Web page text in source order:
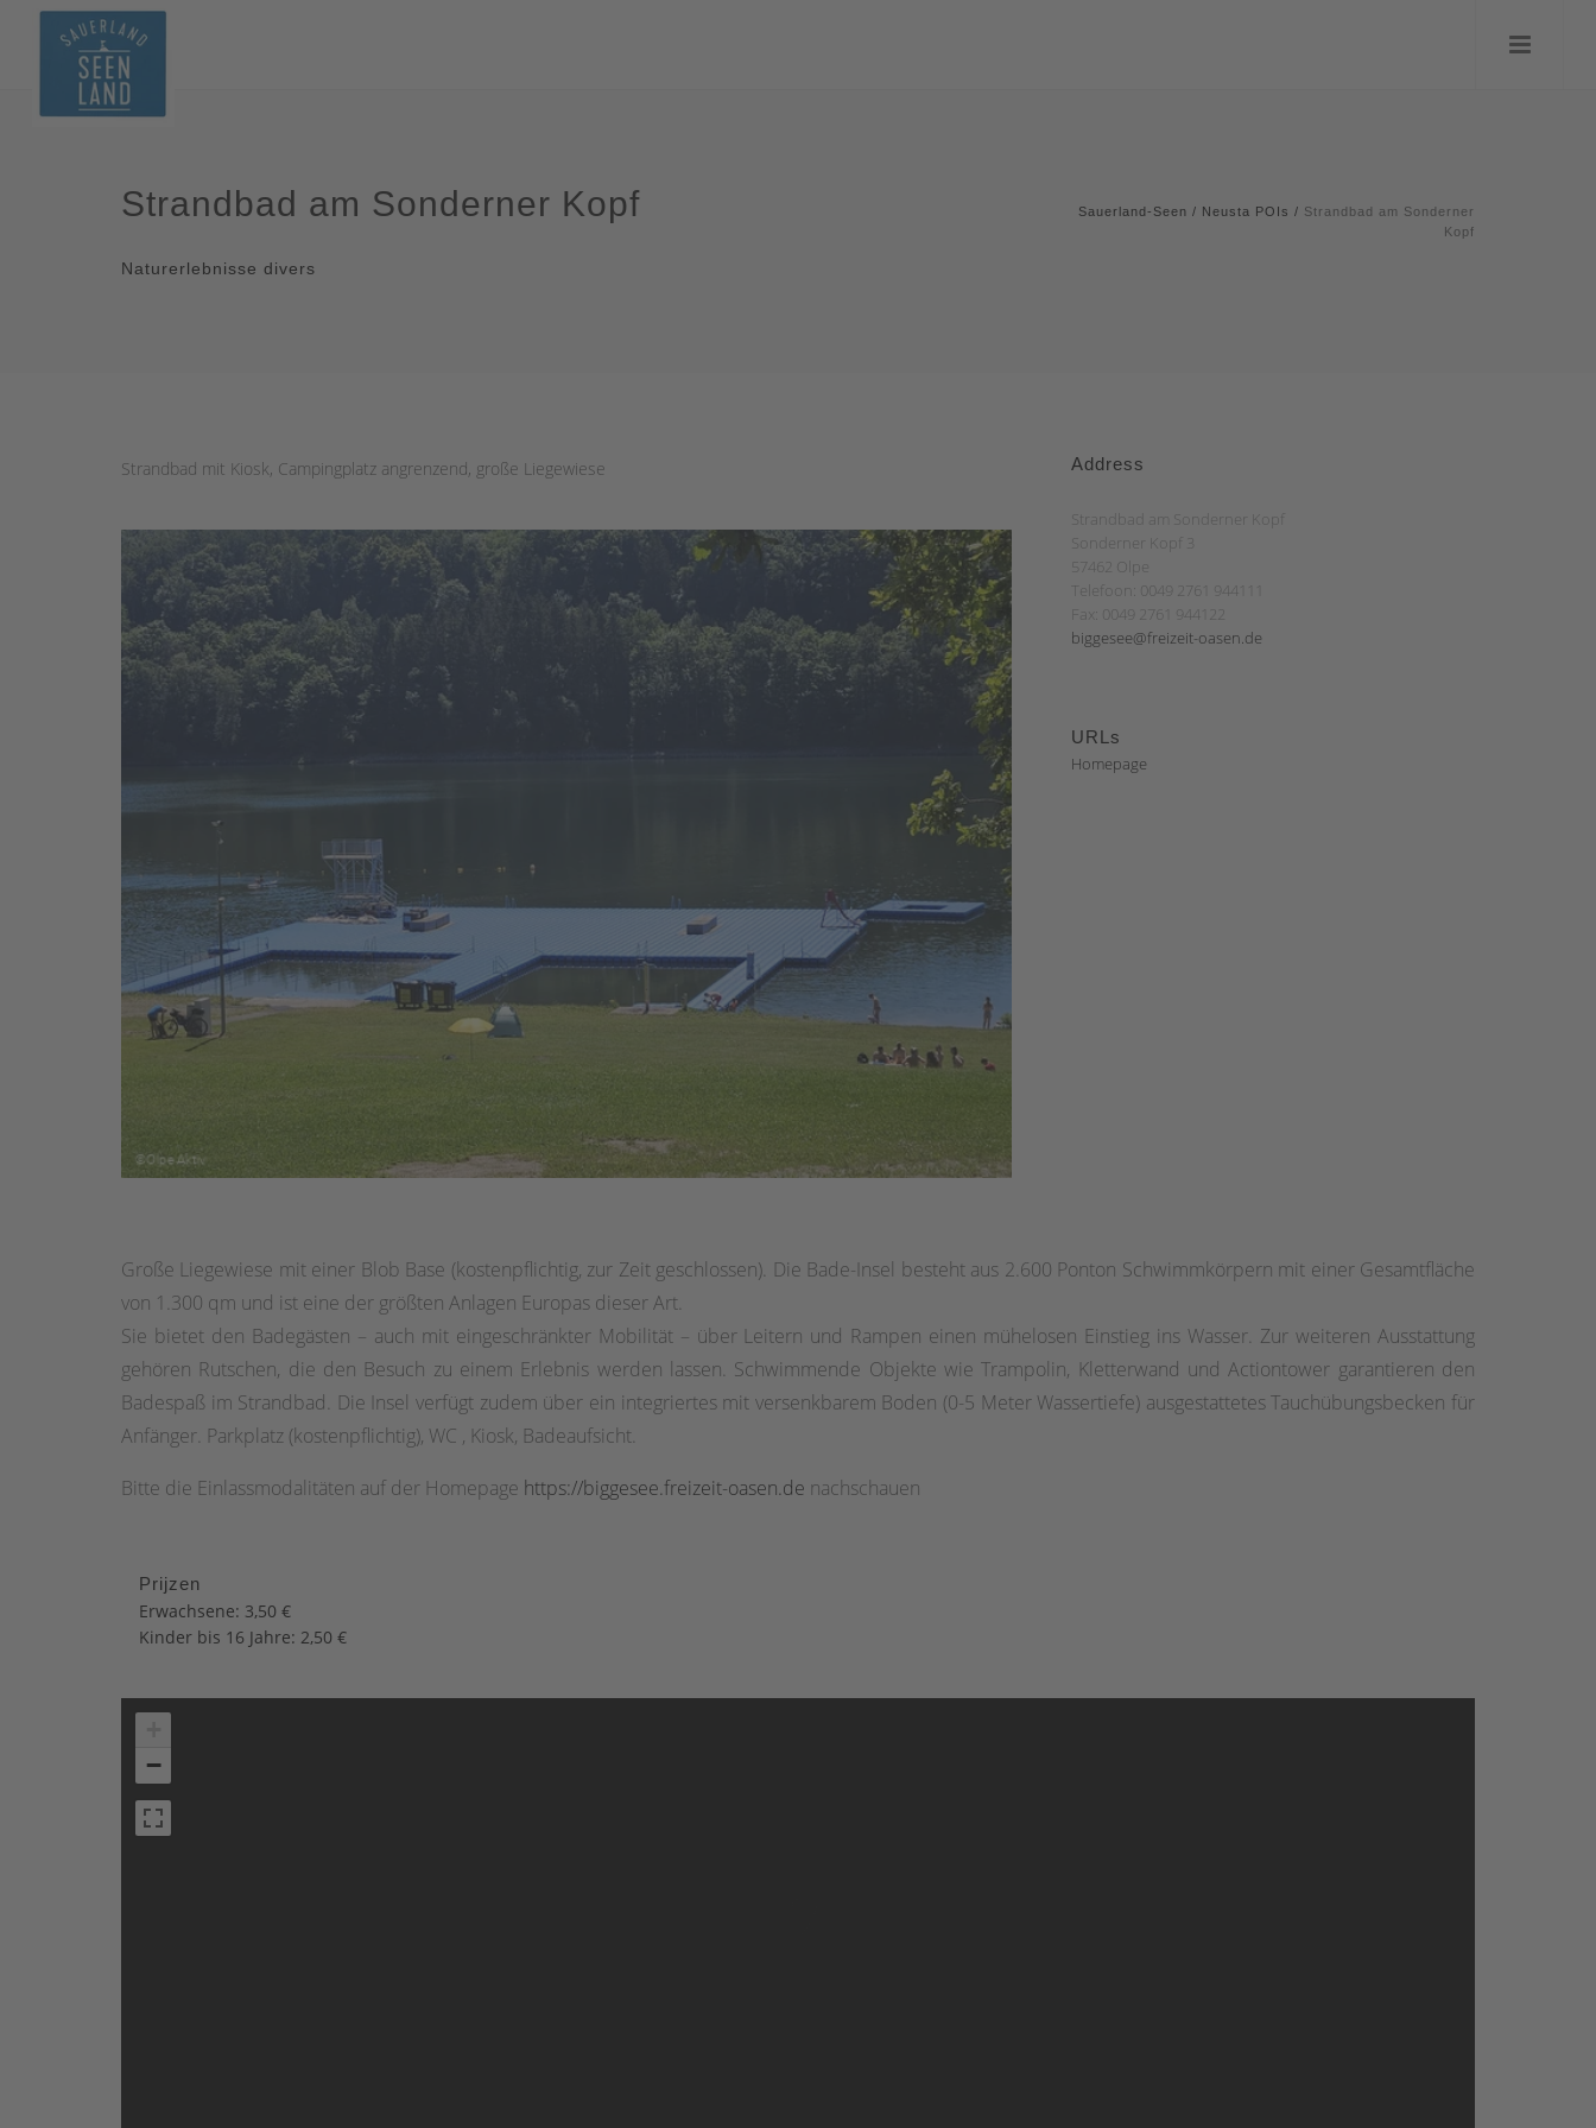
Strandbad am Sonderner Kopf
Naturerlebnisse divers
Sauerland-Seen / Neusta POIs / Strandbad am Sonderner
Kopf
Strandbad mit Kiosk, Campingplatz angrenzend, große Liegewiese Address
Strandbad am Sonderner Kopf
Sonderner Kopf 3
57462 Olpe
Telefoon: 0049 2761 944111
Fax: 0049 2761 944122
biggesee@freizeit-oasen.de
URLs
Homepage
Große Liegewiese mit einer Blob Base (kostenpflichtig, zur Zeit geschlossen). Die Bade-Insel besteht aus 2.600 Ponton Schwimmkörpern mit einer Gesamtfläche
von 1.300 qm und ist eine der größten Anlagen Europas dieser Art.
Sie bietet den Badegästen – auch mit eingeschränkter Mobilität – über Leitern und Rampen einen mühelosen Einstieg ins Wasser. Zur weiteren Ausstattung
gehören Rutschen, die den Besuch zu einem Erlebnis werden lassen. Schwimmende Objekte wie Trampolin, Kletterwand und Actiontower garantieren den
Badespaß im Strandbad. Die Insel verfügt zudem über ein integriertes mit versenkbarem Boden (0-5 Meter Wassertiefe) ausgestattetes Tauchübungsbecken für
Anfänger. Parkplatz (kostenpflichtig), WC , Kiosk, Badeaufsicht.
Bitte die Einlassmodalitäten auf der Homepage https://biggesee.freizeit-oasen.de nachschauen
Prijzen
Erwachsene: 3,50 €
Kinder bis 16 Jahre: 2,50 €
−